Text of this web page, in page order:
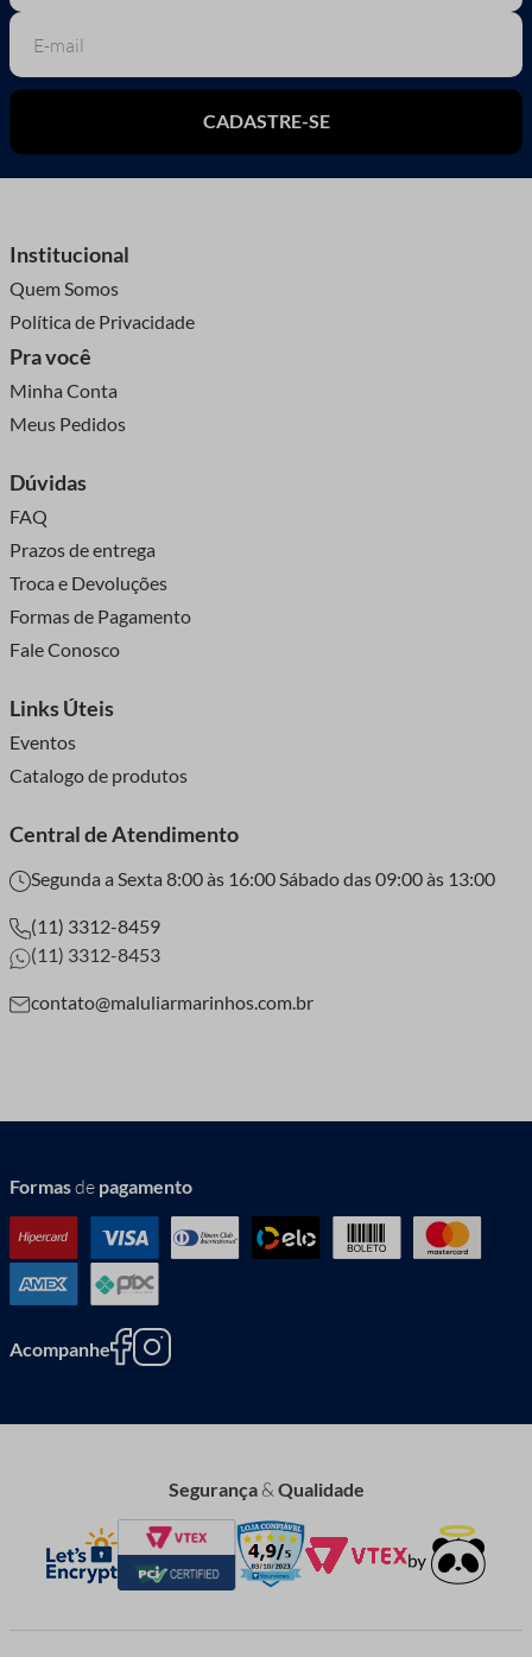
CADASTRE-SE
Institucional
Quem Somos
Política de Privacidade
Pra você
Minha Conta
Meus Pedidos
Dúvidas
FAQ
Prazos de entrega
Troca e Devoluções
Formas de Pagamento
Fale Conosco
Links Úteis
Eventos
Catalogo de produtos
Central de Atendimento
Segunda a Sexta 8:00 às 16:00 Sábado das 09:00 às 13:00
(11) 3312-8459
(11) 3312-8453
contato@maluliarmarinhos.com.br
Formasde pagamento
Acompanhe
Segurança&Qualidade